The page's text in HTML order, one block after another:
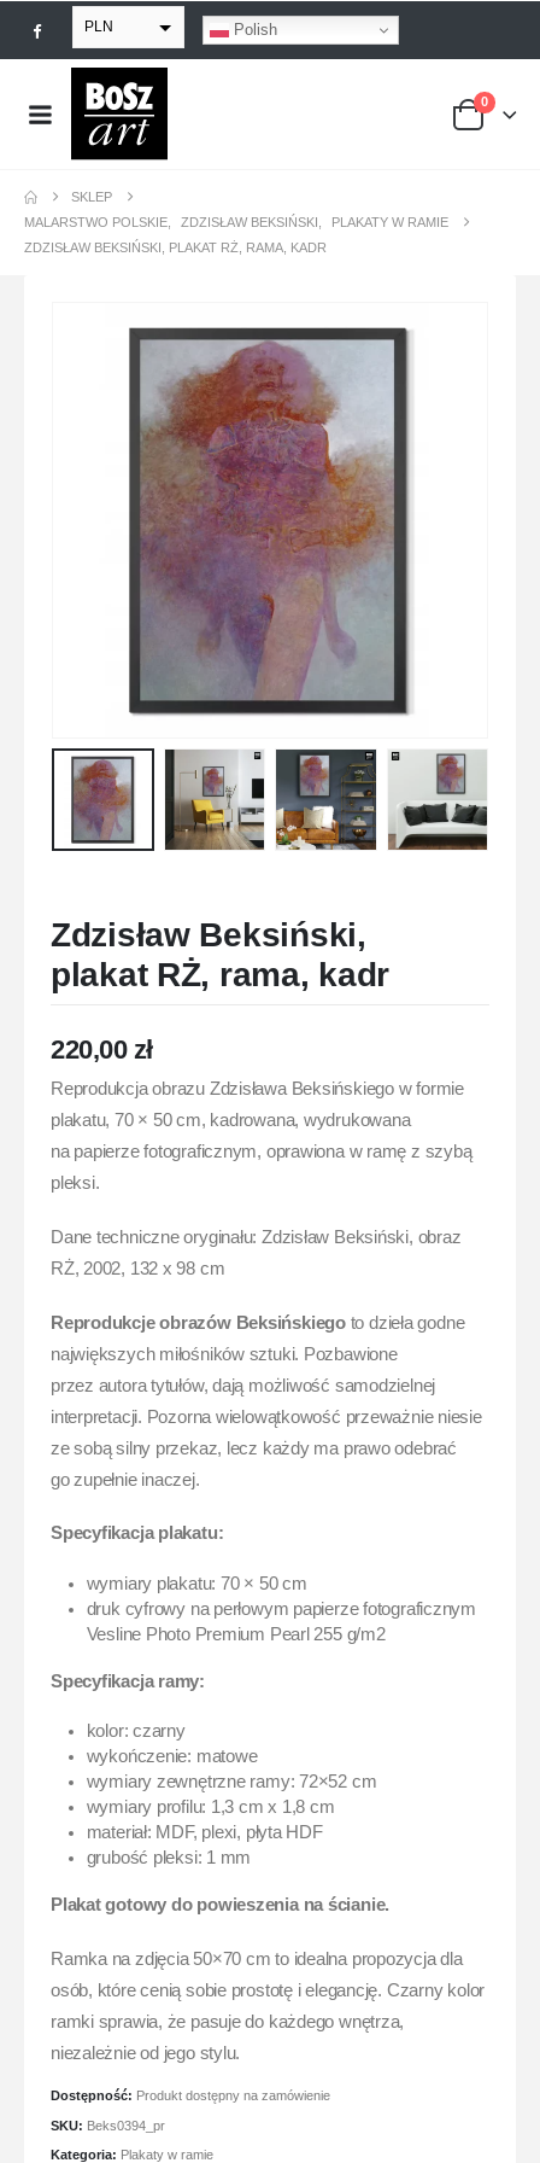
PLN
EUR
USD
Polish
0
SKLEP
MALARSTWO POLSKIE
ZDZISŁAW BEKSIŃSKI
PLAKATY W RAMIE
ZDZISŁAW BEKSIŃSKI, PLAKAT RŻ, RAMA, KADR
Zdzisław Beksiński,
plakat RŻ, rama, kadr
220,00 zł
Reprodukcja obrazu Zdzisława Beksińskiego w formie
plakatu, 70 × 50 cm, kadrowana, wydrukowana
na papierze fotograficznym, oprawiona w ramę z szybą
pleksi.
Dane techniczne oryginału: Zdzisław Beksiński, obraz
RŻ, 2002, 132 x 98 cm
Reprodukcje obrazów Beksińskiego to dzieła godne
największych miłośników sztuki. Pozbawione
przez autora tytułów, dają możliwość samodzielnej
interpretacji. Pozorna wielowątkowość przeważnie niesie
ze sobą silny przekaz, lecz każdy ma prawo odebrać
go zupełnie inaczej.
Specyfikacja plakatu:
wymiary plakatu: 70 × 50 cm
druk cyfrowy na perłowym papierze fotograficznym
Vesline Photo Premium Pearl 255 g/m2
Specyfikacja ramy:
kolor: czarny
wykończenie: matowe
wymiary zewnętrzne ramy: 72×52 cm
wymiary profilu: 1,3 cm x 1,8 cm
materiał: MDF, plexi, płyta HDF
grubość pleksi: 1 mm
Plakat gotowy do powieszenia na ścianie.
Ramka na zdjęcia 50×70 cm to idealna propozycja dla
osób, które cenią sobie prostotę i elegancję. Czarny kolor
ramki sprawia, że pasuje do każdego wnętrza,
niezależnie od jego stylu.
Dostępność: Produkt dostępny na zamówienie
SKU: Beks0394_pr
Kategoria: Plakaty w ramie